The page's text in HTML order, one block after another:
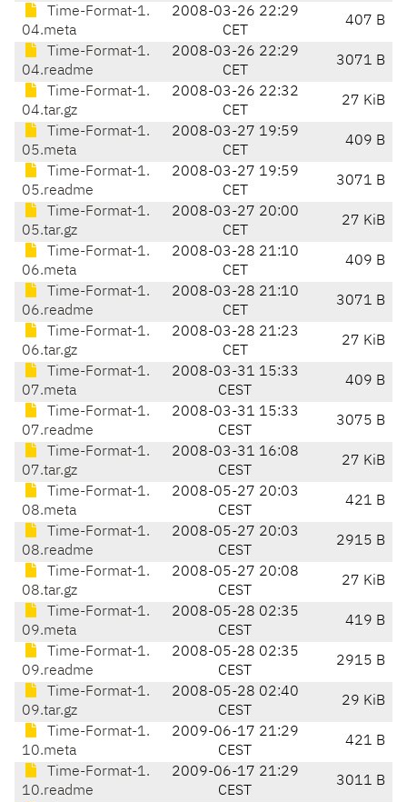
Time-Format-1.
04.meta
2008-03-26 22:29
CET
407 B
Time-Format-1.
04.readme
2008-03-26 22:29
CET
3071 B
Time-Format-1.
04.tar.gz
2008-03-26 22:32
CET
27 KiB
Time-Format-1.
05.meta
2008-03-27 19:59
CET
409 B
Time-Format-1.
05.readme
2008-03-27 19:59
CET
3071 B
Time-Format-1.
05.tar.gz
2008-03-27 20:00
CET
27 KiB
Time-Format-1.
06.meta
2008-03-28 21:10
CET
409 B
Time-Format-1.
06.readme
2008-03-28 21:10
CET
3071 B
Time-Format-1.
06.tar.gz
2008-03-28 21:23
CET
27 KiB
Time-Format-1.
07.meta
2008-03-31 15:33
CEST
409 B
Time-Format-1.
07.readme
2008-03-31 15:33
CEST
3075 B
Time-Format-1.
07.tar.gz
2008-03-31 16:08
CEST
27 KiB
Time-Format-1.
08.meta
2008-05-27 20:03
CEST
421 B
Time-Format-1.
08.readme
2008-05-27 20:03
CEST
2915 B
Time-Format-1.
08.tar.gz
2008-05-27 20:08
CEST
27 KiB
Time-Format-1.
09.meta
2008-05-28 02:35
CEST
419 B
Time-Format-1.
09.readme
2008-05-28 02:35
CEST
2915 B
Time-Format-1.
09.tar.gz
2008-05-28 02:40
CEST
29 KiB
Time-Format-1.
10.meta
2009-06-17 21:29
CEST
421 B
Time-Format-1.
10.readme
2009-06-17 21:29
CEST
3011 B